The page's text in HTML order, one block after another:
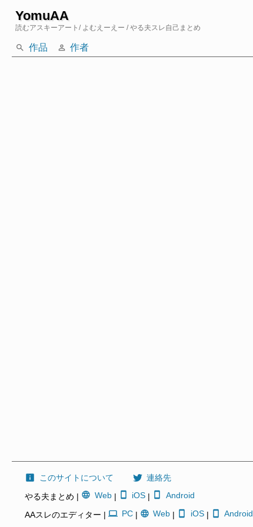
YomuAA
読むアスキーアート/ よむえーえー / やる夫スレ自己まとめ
作品 作者
このサイトについて
連絡先
やる夫まとめ |
Web| iOS | Android
AAスレのエディター | PC| Web | iOS| Android